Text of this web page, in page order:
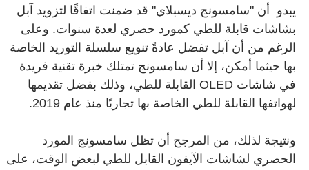
يبدو أن "سامسونج ديسبلاي" قد ضمنت اتفاقًا لتزويد آبل
بشاشات قابلة للطي كمورد حصري لعدة سنوات. وعلى
الرغم من أن آبل تفضل عادةً تنويع سلسلة التوريد الخاصة
بها حيثما أمكن، إلا أن سامسونج تمتلك خبرة تقنية فريدة
في شاشات OLED القابلة للطي، وذلك بفضل تقديمها
لهواتفها القابلة للطي الخاصة بها تجاريًا منذ عام 2019.
ونتيجة لذلك، من المرجح أن تظل سامسونج المورد
الحصري لشاشات الآيفون القابل للطي لبعض الوقت، على